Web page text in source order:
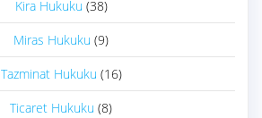
Kira Hukuku (38)
Miras Hukuku (9)
Tazminat Hukuku (16)
Ticaret Hukuku (8)